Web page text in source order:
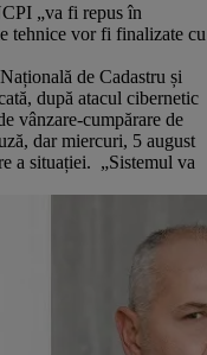
„va fi repus în
tehnice vor fi finalizate cu
de Cadastru și
după atacul cibernetic
vânzare-cumpărare de
dar miercuri, 5 august
a situației. „Sistemul va